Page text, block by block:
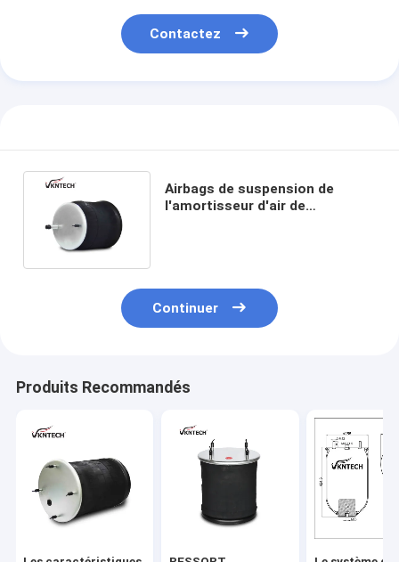
Contactez
Airbags de suspension de
l'amortisseur d'air de
Continuer
Produits Recommandés